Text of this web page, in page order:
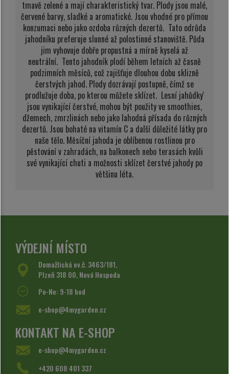
tmavě zelené a mají charakteristický tvar. Plody jsou malé,
červené barvy, sladké a aromatické. Jsou vhodné pro přímou
konzumaci nebo jako ozdoba různých dezertů. Tato odrůda
jahodníku preferuje slunné až polostinné stanoviště. Půda
jim vyhovuje dobře propustná a mírně kyselá až
neutrální. Tento jahodník plodí během letních až časně
podzimních měsíců, což zajišťuje dlouhou dobu sklizně
čerstvých jahod. Plody dozrávají postupně, čímž se
prodlužuje doba, po kterou můžete sklízet. Lesní jahůdky'
jsou vynikající čerstvé, mohou být použity ve smoothies,
džemech, zmrzlinách nebo jako lahodná přísada do různých
dezertů. Jsou bohaté na vitamín C a další důležité látky pro
naše tělo. Měsíční jahoda je oblíbenou rostlinou pro
pěstování v zahradách, na balkonech nebo terasách kvůli
své vynikající chuti a možnosti sklízet čerstvé jahody po
většinu léta.
VÝDEJNÍ MÍSTO
Domažlická ev.č. 3463/181,
Plzeň 318 00, Nová Hospoda
Po-Ne: 9-18 hod
e-shop@4mygarden.cz
KONTAKT NA E-SHOP
e-shop@4mygarden.cz
+420 608 401 337